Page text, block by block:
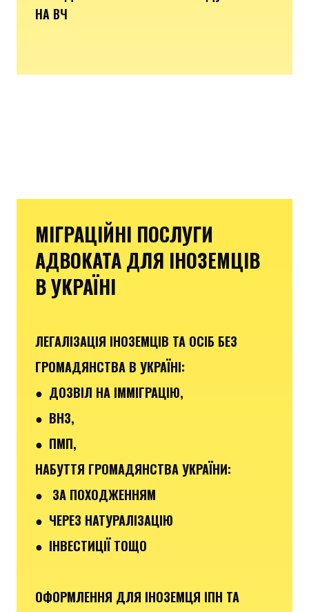
НА ВЧ
МІГРАЦІЙНІ ПОСЛУГИ
АДВОКАТА ДЛЯ ІНОЗЕМЦІВ
В УКРАЇНІ
ЛЕГАЛІЗАЦІЯ ІНОЗЕМЦІВ ТА ОСІБ БЕЗ
ГРОМАДЯНСТВА В УКРАЇНІ:
● ДОЗВІЛ НА ІММІГРАЦІЮ,
● ВНЗ,
● ПМП,
НАБУТТЯ ГРОМАДЯНСТВА УКРАЇНИ:
● ЗА ПОХОДЖЕННЯМ
● ЧЕРЕЗ НАТУРАЛІЗАЦІЮ
● ІНВЕСТИЦІЇ ТОЩО
ОФОРМЛЕННЯ ДЛЯ ІНОЗЕМЦЯ ІПН ТА